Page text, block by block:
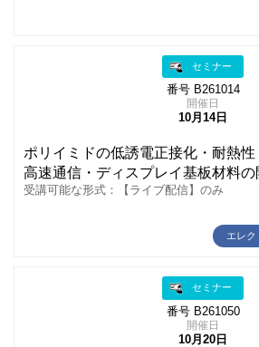
セミナー
番号 B261014
開催日
10月14日
ポリイミドの低誘電正接化・耐熱
高速通信・ディスプレイ基板材料の
受講可能な形式：【ライブ配信】のみ
エレ
セミナー
番号 B261050
開催日
10月20日